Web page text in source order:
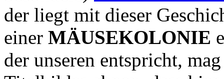
der liegt mit dieser
einer MÄUSEKOLONIE
der unseren entspricht,